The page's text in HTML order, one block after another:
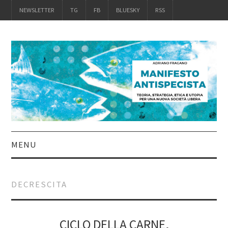
NEWSLETTER TG FB BLUESKY RSS
MENU
ACQUISTALO
DECRESCITA
CICLO DELLA CARNE,